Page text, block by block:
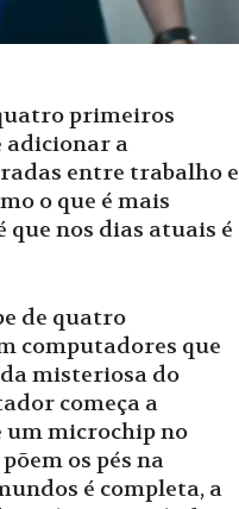
primeiros
adicionar a
entre trabalho e
o que é mais
nos dias atuais é
de quatro
computadores que
misteriosa do
começa a
um microchip no
os pés na
é completa, a